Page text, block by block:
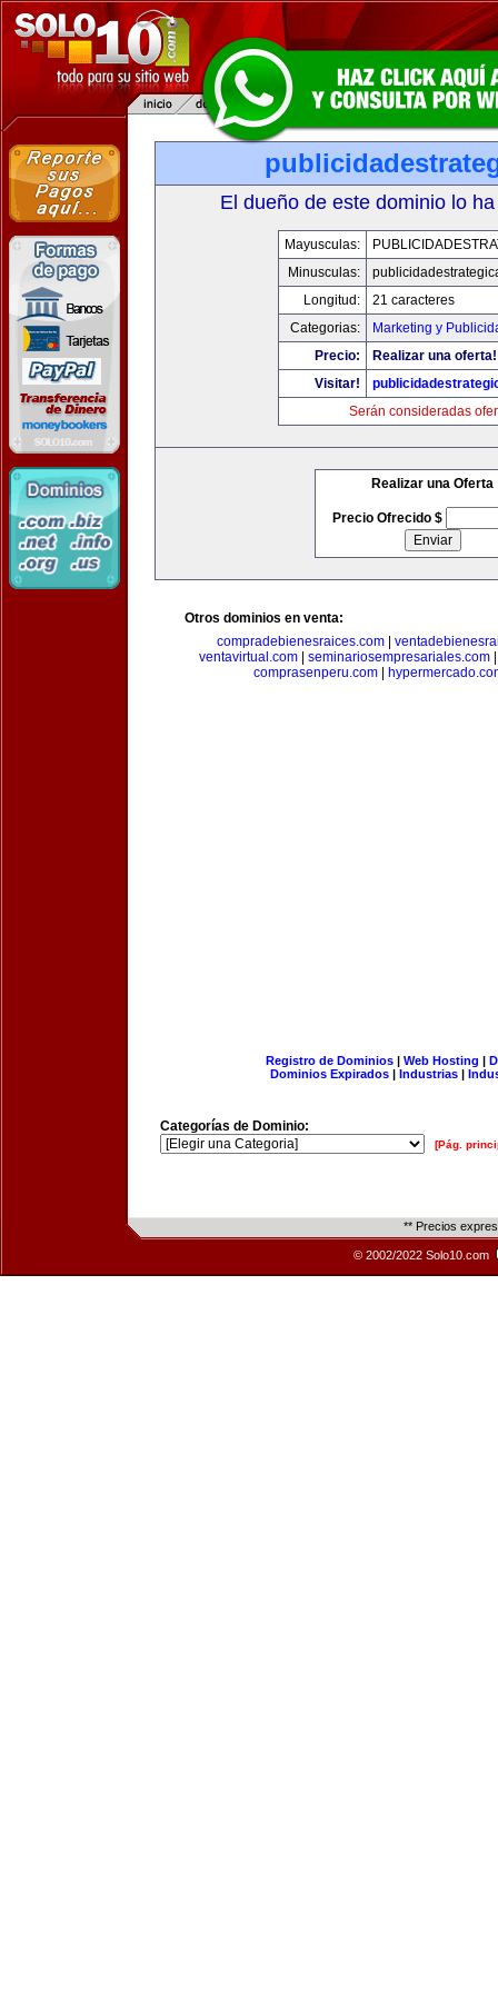
El dueño de este dominio lo
Mayusculas:
Minusculas:
Longitud:
21 caracteres
Categorias:
Marketing y
Precio:
Realizar una oferta!
Visitar!
Serán consideradas
Realizar una Oferta
Precio Ofrecido $
Otros dominios en venta:
compradebienesraices.com
ventavirtual.com
seminariosempresariales.com
comprasenperu.com|
Registro de Dominios| Web Hosting |
Dominios Expirados | Industrias |
Categorías de Dominio:
[Pág.
** Precios
© 2002/2022 Solo10.com